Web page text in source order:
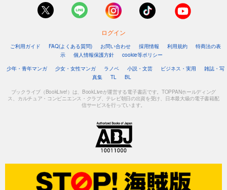
ログイン
ご利用ガイド FAQ(よくある質問) お問い合わせ 採用情報 利用規約
特商法の表
示
個人情報保護方針
cookie等ポリシー
少年・青年マンガ
少女・女性マンガ ラノベ 小説・文芸 ビジネス・実用
雑誌・写
真集
TL BL
ブックライブ（BookLive!）は、BookLiveが運営する電子書店です。TOPPANホールディング
ス、カルチュア・コンビニエンス・クラブ、テレビ朝日の出資を受け、日本最大級の電子書籍配
信サービスを行っています。